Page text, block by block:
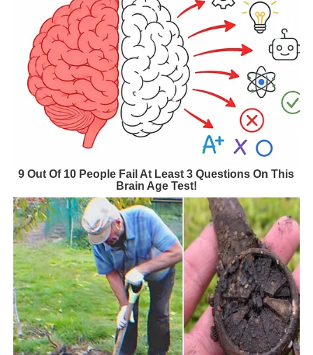
9 Out Of 10 People Fail At Least 3 Questions On This
Brain Age Test!